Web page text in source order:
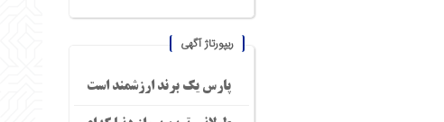
ریپورتاژ آگهی
پارس یک برند ارزشمند است